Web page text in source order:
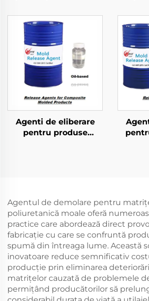
foam elastic PU
Agenti de eliberare
pentru produse
Agentul de demolare pentru
poliuretanică moale oferă
practice care abordează direct
fabricație cu care se confruntă
spumă din întreaga lume. Această
inovatoare reduce semnificativ
producție prin eliminarea
matrițelor cauzată de problemele
permițând producătorilor să